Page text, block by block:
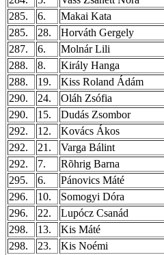
285.
6. Makai Kata
285.
28. Horváth Gergely
287.
6. Molnár Lili
288.
8. Király Hanga
288.
19. Kiss Roland Ádám
290.
24. Oláh Zsófia
290.
15. Dudás Zsombor
292.
12. Kovács Ákos
292.
21. Varga Bálint
292.
7. Rõhrig Barna
295.
6. Pánovics Máté
296.
10. Somogyi Dóra
296.
22. Lupócz Csanád
298.
13. Kis Máté
298.
23. Kis Noémi